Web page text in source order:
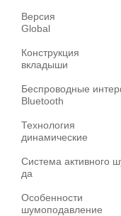
Версия
Global
Конструкция
вкладыши
Беспроводные
Bluetooth
Технология
динамические
Система активного
да
Особенности
шумоподавление